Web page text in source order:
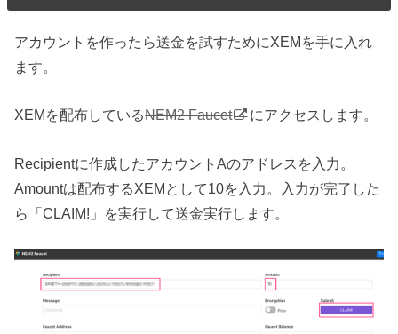
アカウントを作ったら送金を試すためにXEMを手に入れ
ます。
XEMを配布しているNEM2 Faucet にアクセスします。
Recipientに作成したアカウントAのアドレスを入力。
Amountは配布するXEMとして10を入力。入力が完了した
ら「CLAIM!」を実行して送金実行します。